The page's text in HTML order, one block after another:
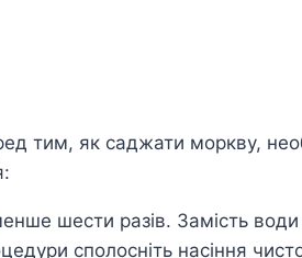
тим, як саджати моркву,
шести разів. Замість
сполосніть насіння